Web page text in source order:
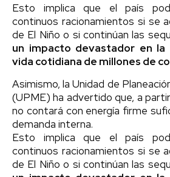
Esto implica que el país
continuos racionamientos si se
de El Niño o si continúan las
un impacto devastador en la
vida cotidiana de millones de
Asimismo, la Unidad de
(UPME) ha advertido que, a
no contará con energía firme
demanda interna.
Esto implica que el país
continuos racionamientos si se
de El Niño o si continúan las